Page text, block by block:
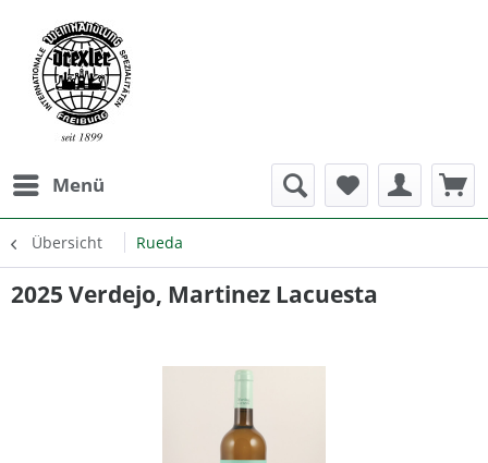
Menü
Übersicht Rueda
2025 Verdejo, Martinez Lacuesta